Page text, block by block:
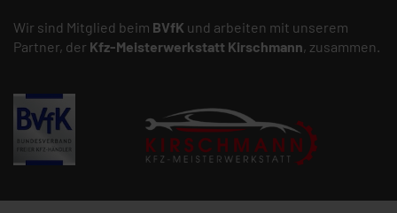
Wir sind Mitglied beim BVfK und arbeiten mit unserem
Partner, der Kfz-Meisterwerkstatt Kirschmann, zusammen.